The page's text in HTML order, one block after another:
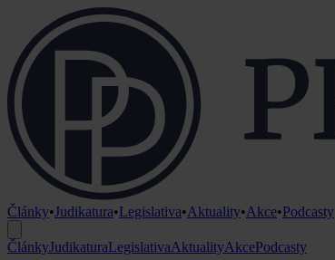
Články•Judikatura•Legislativa•Aktuality•Akce•Podcasty
ČlánkyJudikaturaLegislativaAktualityAkcePodcasty